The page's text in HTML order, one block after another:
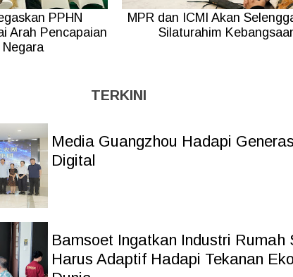
PPHN
Arah Pencapaian
MPR dan ICMI Akan
Silaturahim
TERKINI
Media Guangzhou Hadapi
Digital
Bamsoet Ingatkan Industri Rumah
Harus Adaptif Hadapi Tekanan